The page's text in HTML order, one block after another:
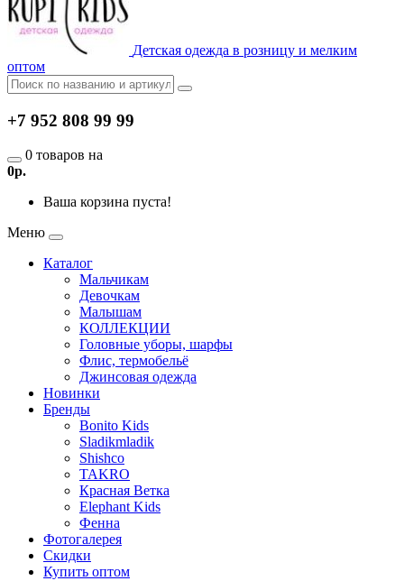
Детская одежда в розницу и мелким
оптом
+7 952 808 99 99
0 товаров на
0р.
Ваша корзина пуста!
Меню
Каталог
Мальчикам
Девочкам
Малышам
КОЛЛЕКЦИИ
Головные уборы, шарфы
Флис, термобельё
Джинсовая одежда
Новинки
Бренды
Bonito Kids
Sladikmladik
Shishco
TAKRO
Красная Ветка
Elephant Kids
Фенна
Фотогалерея
Скидки
Купить оптом